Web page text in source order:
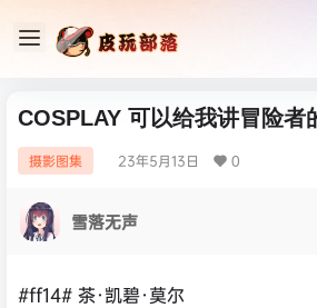
COSPLAY 可以给我讲冒险者
摄影图集 23年5月13日 0
雪落无声
#ff14# 茶·凯碧·莫尔